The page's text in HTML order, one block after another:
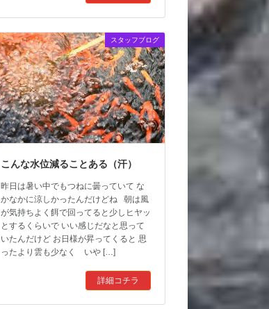
スタッフブログ
こんな水位減ることある（汗）
昨日は暑い中でもつねに曇っていて な
かなかに涼しかったんだけどね 朝は風
が気持ちよく餌で回ってると少しヒヤッ
とするくらいで いい感じだなと思って
いたんだけど お日様が昇ってくると 思
ったより雲も少なく いや […]
詳細コチラ